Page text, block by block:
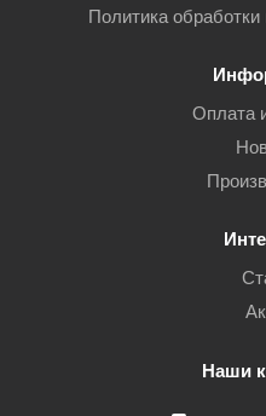
Политика
Оплата
Наши